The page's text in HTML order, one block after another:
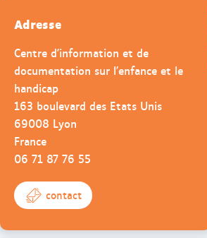
Adresse
Centre d'information et de
documentation sur l'enfance et le
handicap
163 boulevard des Etats Unis
69008 Lyon
France
06 71 87 76 55
contact